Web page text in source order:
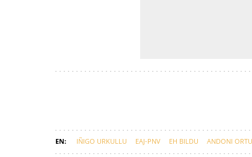
IÑIGO URKULLU EAJ-PNV EH BILDU ANDONI